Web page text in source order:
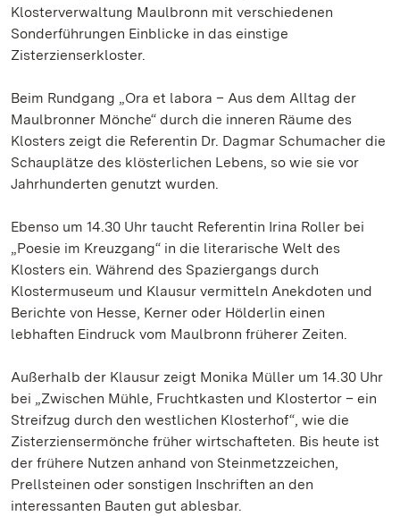
Klosterverwaltung Maulbronn mit verschiedenen
Sonderführungen Einblicke in das einstige
Zisterzienserkloster.
Beim Rundgang „Ora et labora – Aus dem Alltag der
Maulbronner Mönche“ durch die inneren Räume des
Klosters zeigt die Referentin Dr. Dagmar Schumacher die
Schauplätze des klösterlichen Lebens, so wie sie vor
Jahrhunderten genutzt wurden.
Ebenso um 14.30 Uhr taucht Referentin Irina Roller bei
„Poesie im Kreuzgang“ in die literarische Welt des
Klosters ein. Während des Spaziergangs durch
Klostermuseum und Klausur vermitteln Anekdoten und
Berichte von Hesse, Kerner oder Hölderlin einen
lebhaften Eindruck vom Maulbronn früherer Zeiten.
Außerhalb der Klausur zeigt Monika Müller um 14.30 Uhr
bei „Zwischen Mühle, Fruchtkasten und Klostertor – ein
Streifzug durch den westlichen Klosterhof“, wie die
Zisterziensermönche früher wirtschafteten. Bis heute ist
der frühere Nutzen anhand von Steinmetzzeichen,
Prellsteinen oder sonstigen Inschriften an den
interessanten Bauten gut ablesbar.